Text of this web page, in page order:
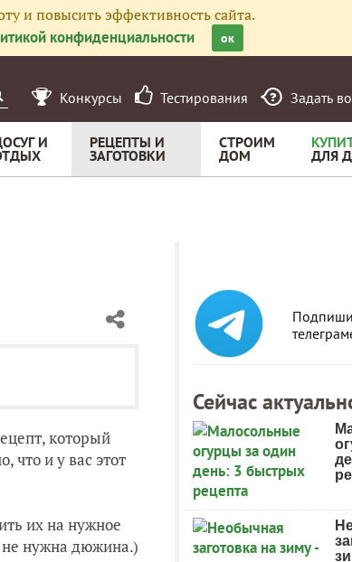
и повысить эффективность сайта.
конфиденциальности ок
Конкурсы Тестирования Задать
И РЕЦЕПТЫ И
ЗАГОТОВКИ
СТРОИМ
ДОМ ДЛЯ
который
что и у вас этот
их на нужное
не нужна дюжина.)
Сейчас